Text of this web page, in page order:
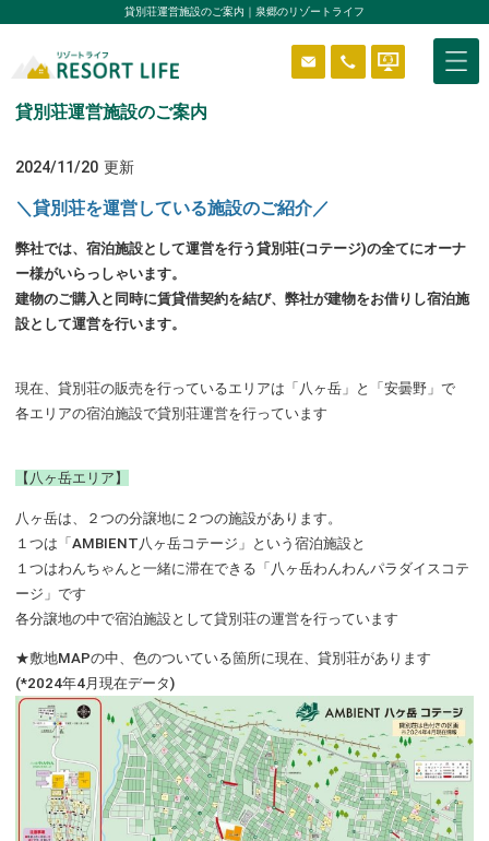
貸別荘運営施設のご案内｜泉郷のリゾートライフ
はじめようリゾートライフ
分譲エリア
ニュース＆ブログ
管理体制
建築・リフォーム
特設サイト
閉じる
貸別荘運営施設のご案内
2024/11/20 更新
＼貸別荘を運営している施設のご紹介／
弊社では、宿泊施設として運営を行う貸別荘(コテージ)の全てにオーナ
ー様がいらっしゃいます。
建物のご購入と同時に賃貸借契約を結び、弊社が建物をお借りし宿泊施
設として運営を行います。
現在、貸別荘の販売を行っているエリアは「八ヶ岳」と「安曇野」で
各エリアの宿泊施設で貸別荘運営を行っています
【八ヶ岳エリア】
八ヶ岳は、２つの分譲地に２つの施設があります。
１つは「AMBIENT八ヶ岳コテージ」という宿泊施設と
１つはわんちゃんと一緒に滞在できる「八ヶ岳わんわんパラダイスコテ
ージ」です
各分譲地の中で宿泊施設として貸別荘の運営を行っています
★敷地MAPの中、色のついている箇所に現在、貸別荘があります
(*2024年4月現在データ)